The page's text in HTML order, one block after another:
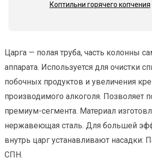
Коптильни горячего копчения
Царга — полая труба, часть колонны
аппарата. Используется для очистки
побочных продуктов и увеличения
производимого алкоголя. Позволяет
премиум-сегмента. Материал
нержавеющая сталь. Для большей
внутрь царг устанавливают насадки:
СПН.